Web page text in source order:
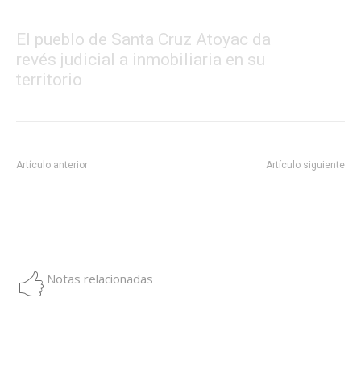
El pueblo de Santa Cruz Atoyac da
revés judicial a inmobiliaria en su
territorio
Artículo anterior Artículo siguiente
Notas relacionadas